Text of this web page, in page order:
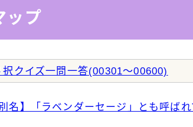
ップ
択クイズ一問一答(00301～00600)
名】「ラベンダーセージ」とも呼ばれ